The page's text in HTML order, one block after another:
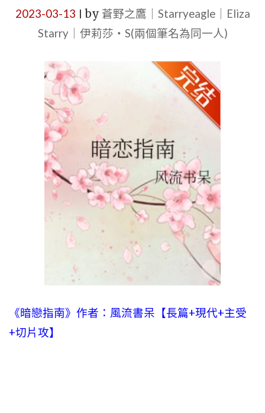
2023-03-13 by 蒼野之鷹｜Starryeagle｜Eliza
Starry｜伊莉莎・S(兩個筆名為同一人)
《暗戀指南》作者：風流書呆【長篇+現代+主受
+切片攻】